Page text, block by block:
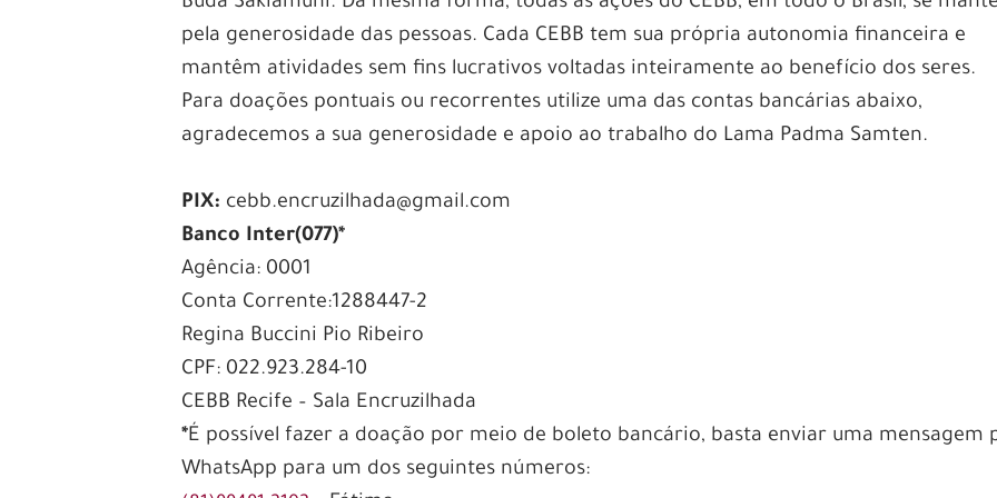
pela generosidade das pessoas. Cada CEBB tem sua própria autonomia financeira e
mantêm atividades sem fins lucrativos voltadas inteiramente ao benefício dos seres.
Para doações pontuais ou recorrentes utilize uma das contas bancárias abaixo,
agradecemos a sua generosidade e apoio ao trabalho do Lama Padma Samten.
PIX: cebb.encruzilhada@gmail.com
Banco Inter(077)*
Agência: 0001
Conta Corrente:1288447-2
Regina Buccini Pio Ribeiro
CPF: 022.923.284-10
CEBB Recife – Sala Encruzilhada
*É possível fazer a doação por meio de boleto bancário, basta enviar uma mensagem
WhatsApp para um dos seguintes números: